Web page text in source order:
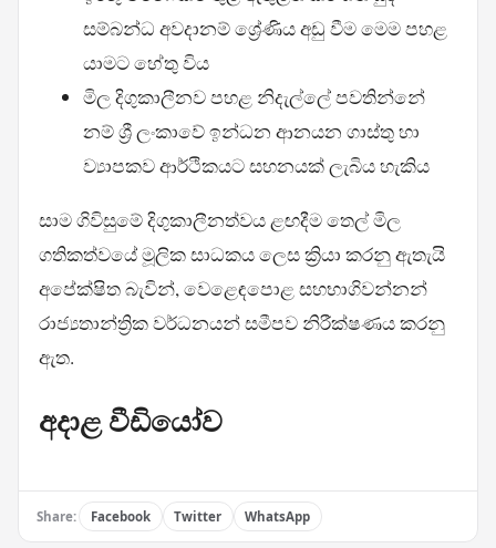
සම්බන්ධ අවදානම් ශ්‍රේණිය අඩු වීම මෙම පහළ
යාමට හේතු විය
මිල දිගුකාලීනව පහළ නිදැල්ලේ පවතින්නේ
නම් ශ්‍රී ලංකාවේ ඉන්ධන ආනයන ගාස්තු හා
ව්‍යාපකව ආර්ථිකයට සහනයක් ලැබිය හැකිය
සාම ගිවිසුමේ දිගුකාලීනත්වය ළඟදීම තෙල් මිල
ගතිකත්වයේ මූලික සාධකය ලෙස ක්‍රියා කරනු ඇතැයි
අපේක්ෂිත බැවින්, වෙළෙඳපොළ සහභාගිවන්නන්
රාජ්‍යතාන්ත්‍රික වර්ධනයන් සමීපව නිරීක්ෂණය කරනු
ඇත.
අදාළ වීඩියෝව
Share: Facebook Twitter WhatsApp